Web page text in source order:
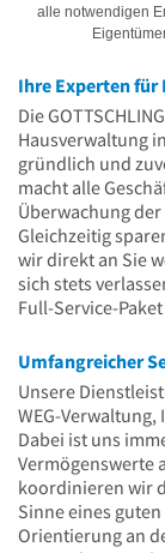
alle notwendigen
Ihre Experten für
Die
Hausverwaltung
gründlich und
macht alle
Überwachung
Gleichzeitig
wir direkt an Sie
sich stets
Full-Service-
Umfangreicher
Unsere
WEG-
Dabei ist uns
Vermögenswerte
koordinieren wir
Sinne eines
Orientierung an